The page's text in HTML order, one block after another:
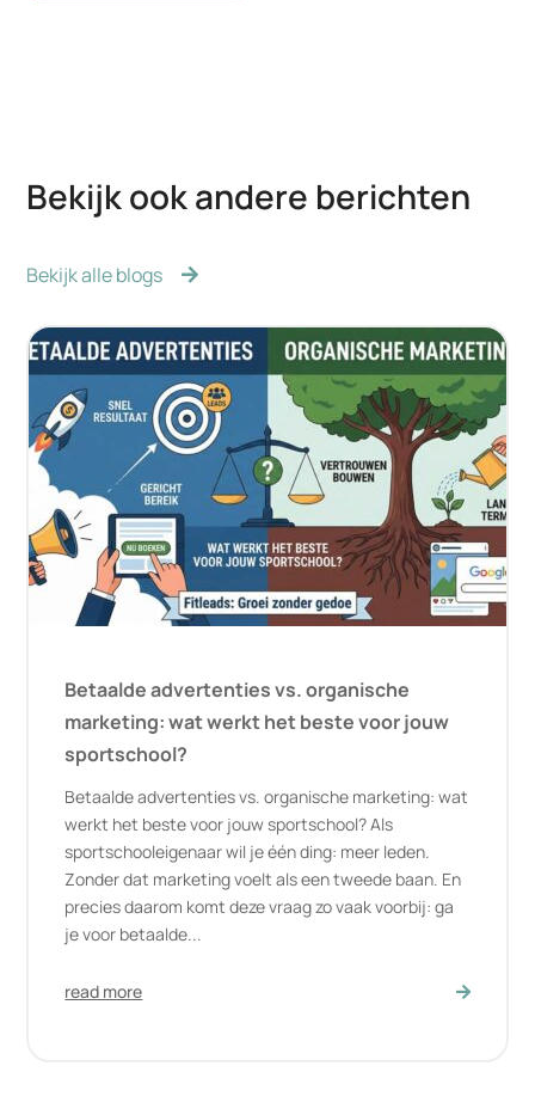
Bekijk ook andere berichten
Bekijk alle blogs
Betaalde advertenties vs. organische
marketing: wat werkt het beste voor jouw
sportschool?
Betaalde advertenties vs. organische marketing: wat
werkt het beste voor jouw sportschool? Als
sportschooleigenaar wil je één ding: meer leden.
Zonder dat marketing voelt als een tweede baan. En
precies daarom komt deze vraag zo vaak voorbij: ga
je voor betaalde...
read more